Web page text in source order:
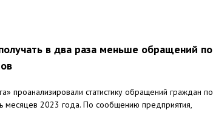
в два раза меньше обращений по
проанализировали статистику обращений граждан по
месяцев 2023 года. По сообщению предприятия,